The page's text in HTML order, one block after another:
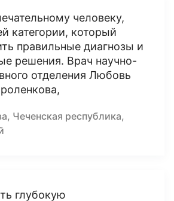
человеку,
категории, который
правильные диагнозы и
решения. Врач научно-
отделения Любовь
Чеченская республика,
глубокую